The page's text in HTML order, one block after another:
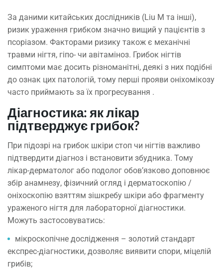
За даними китайських дослідників (Liu M та інші),
ризик ураження грибком значно вищий у пацієнтів з
псоріазом. Факторами ризику також є механічні
травми нігтя, гіпо- чи авітаміноз. Грибок нігтів
симптоми має досить різноманітні, деякі з них подібні
до ознак цих патологій, тому перші прояви оніхомікозу
часто приймають за їх прогресування .
Діагностика: як лікар
підтверджує грибок?
При підозрі на грибок шкіри стоп чи нігтів важливо
підтвердити діагноз і встановити збудника. Тому
лікар-дерматолог або подолог обов’язково доповнює
збір анамнезу, фізичний огляд і дерматоскопію /
оніхоскопію взяттям зішкребу шкіри або фрагменту
ураженого нігтя для лабораторної діагностики.
Можуть застосовуватись:
мікроскопічне дослідження – золотий стандарт
експрес-діагностики, дозволяє виявити спори, міцелій
грибів;